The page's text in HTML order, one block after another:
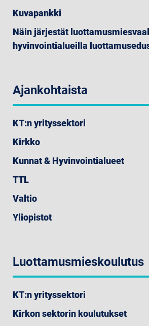
Kuvapankki
Näin järjestät
hyvinvointialueilla
Ajankohtaista
KT:n yrityssektori
Kirkko
Kunnat & Hyvinvointialueet
TTL
Valtio
Yliopistot
Luottamusmieskoulutus
KT:n yrityssektori
Kirkon sektorin koulutukset